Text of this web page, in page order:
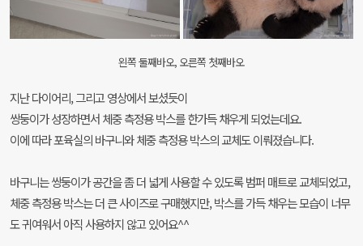
왼쪽 둘째바오, 오른쪽 첫째바오
지난 다이어리, 그리고 영상에서 보셨듯이
쌍둥이가 성장하면서 체중 측정용 박스를 한가득 채우게 되었는데요.
이에 따라 포육실의 바구니와 체중 측정용 박스의 교체도 이뤄졌습니다.
바구니는 쌍둥이가 공간을 좀 더 넓게 사용할 수 있도록 범퍼 매트로 교체되었고,
체중 측정용 박스는 더 큰 사이즈로 구매했지만, 박스를 가득 채우는 모습이 너무
도 귀여워서 아직 사용하지 않고 있어요^^